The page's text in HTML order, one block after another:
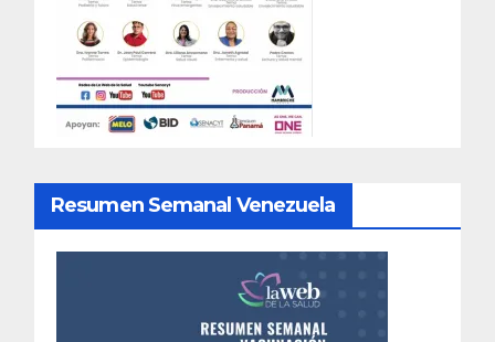
Resumen Semanal Venezuela